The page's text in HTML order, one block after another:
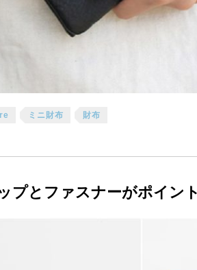
ミニ財布 財布
プとファスナーがポイン